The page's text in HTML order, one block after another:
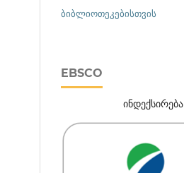
ბიბლიოთეკებისთვის
EBSCO
ინდექსირება